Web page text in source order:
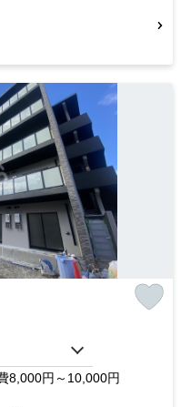
8,000円～10,000円